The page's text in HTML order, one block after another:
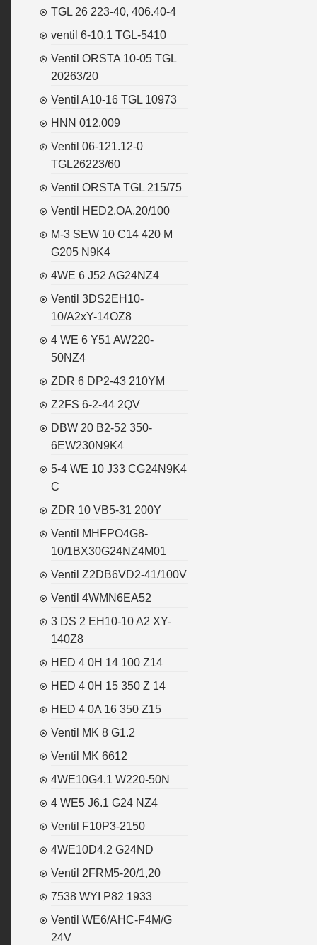
TGL 26 223-40, 406.40-4
ventil 6-10.1 TGL-5410
Ventil ORSTA 10-05 TGL
20263/20
Ventil A10-16 TGL 10973
HNN 012.009
Ventil 06-121.12-0
TGL26223/60
Ventil ORSTA TGL 215/75
Ventil HED2.OA.20/100
M-3 SEW 10 C14 420 M
G205 N9K4
4WE 6 J52 AG24NZ4
Ventil 3DS2EH10-
10/A2xY-14OZ8
4 WE 6 Y51 AW220-
50NZ4
ZDR 6 DP2-43 210YM
Z2FS 6-2-44 2QV
DBW 20 B2-52 350-
6EW230N9K4
5-4 WE 10 J33 CG24N9K4
C
ZDR 10 VB5-31 200Y
Ventil MHFPO4G8-
10/1BX30G24NZ4M01
Ventil Z2DB6VD2-41/100V
Ventil 4WMN6EA52
3 DS 2 EH10-10 A2 XY-
140Z8
HED 4 0H 14 100 Z14
HED 4 0H 15 350 Z 14
HED 4 0A 16 350 Z15
Ventil MK 8 G1.2
Ventil MK 6612
4WE10G4.1 W220-50N
4 WE5 J6.1 G24 NZ4
Ventil F10P3-2150
4WE10D4.2 G24ND
Ventil 2FRM5-20/1,20
7538 WYI P82 1933
Ventil WE6/AHC-F4M/G
24V